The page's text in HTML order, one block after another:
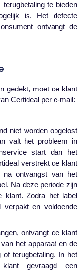
te bieden
is. Het defecte
ontvangt de
gedekt, moet de klant
Certideal per e-mail:
niet worden opgelost
valt het probleem in
start dan het
verstrekt de klant
na ontvangst van het
Na deze periode zijn
klant. Zodra het label
en voldoende
ontvangt de klant
het apparaat en de
of terugbetaling. In het
gevraagd een